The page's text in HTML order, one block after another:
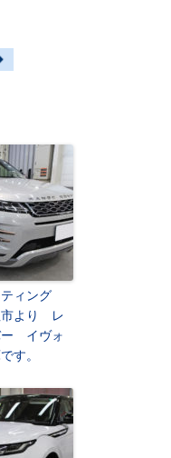
ティング
市より レ
ー イヴォ
す。